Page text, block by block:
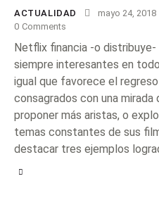
ACTUALIDAD mayo 24, 2018
0 Comments
Netflix financia -o
siempre interesantes en
igual que favorece el
consagrados con una
proponer más aristas, o
temas constantes de sus
destacar tres ejemplos